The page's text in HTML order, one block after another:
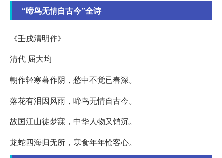
“啼鸟无情自古今”全诗
《壬戌清明作》
清代 屈大均
朝作轻寒暮作阴，愁中不觉已春深。
落花有泪因风雨，啼鸟无情自古今。
故国江山徒梦寐，中华人物又销沉。
龙蛇四海归无所，寒食年年怆客心。